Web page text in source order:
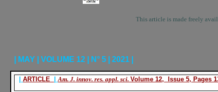
| ARTICLE | Am. J. innov. res. appl. sci. Volume 12, Issue 5, Pages
| MAY | VOLUME 12 | N° 5 | 2021 |
This article is made freely